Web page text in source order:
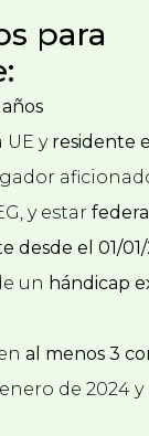
para
UE y residente
y estar
desde el 01/
un hándicap
al menos 3
de 2024 y